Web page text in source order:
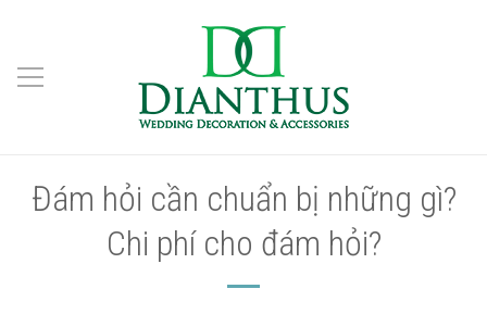
Đám hỏi cần chuẩn bị những gì?
Chi phí cho đám hỏi?